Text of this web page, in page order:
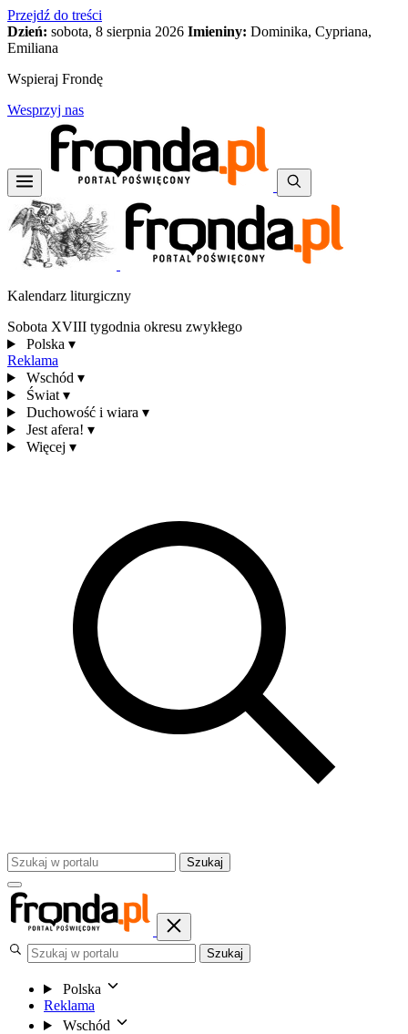
Przejdź do treści
Dzień: sobota, 8 sierpnia 2026 Imieniny: Dominika, Cypriana,
Emiliana
Wspieraj Frondę
Wesprzyj nas
Kalendarz liturgiczny
Sobota XVIII tygodnia okresu zwykłego
Polska ▾
Reklama
Wschód ▾
Świat ▾
Duchowość i wiara ▾
Jest afera! ▾
Więcej ▾
Szukaj
Szukaj
Polska
Reklama
Wschód